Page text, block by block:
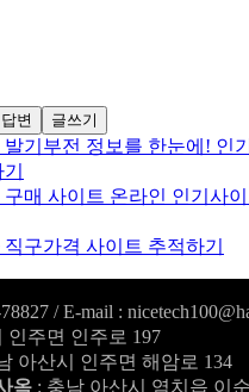
답변 글쓰기
발기부전 정보를 한눈에! 인
매 사이트 온라인 인기사
구가격 사이트 추적하기
/ E-mail :
주면 인주로 197
아산시 인주면 해암로 134
옥 : 충남 아산시 염치읍 이